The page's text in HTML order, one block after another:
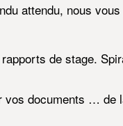
attendu, nous
de stage.
documents … de